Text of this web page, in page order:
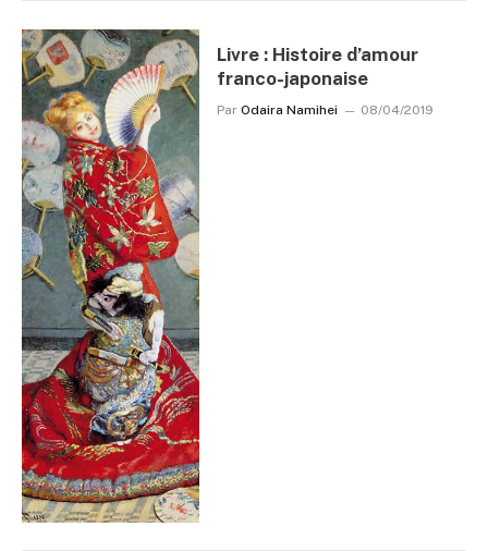
Livre : Histoire d’amour
franco-japonaise
Par Odaira Namihei 08/04/2019